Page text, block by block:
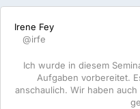
Irene Fey
@irfe
Ich wurde in diesem
Aufgaben vorbereitet.
anschaulich. Wir haben